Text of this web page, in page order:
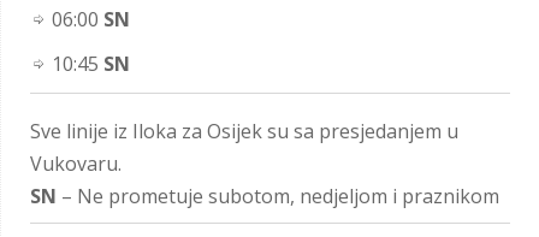
06:00 SN
10:45 SN
Sve linije iz Iloka za Osijek su sa presjedanjem u
Vukovaru.
SN – Ne prometuje subotom, nedjeljom i praznikom